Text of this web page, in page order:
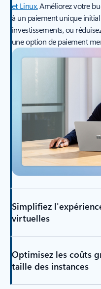
et Linux.Améliorez votre
à un paiement unique
investissements, ou
une option de paiement
Simplifiez
virtuelles
Optimisez les coûts
taille des instances